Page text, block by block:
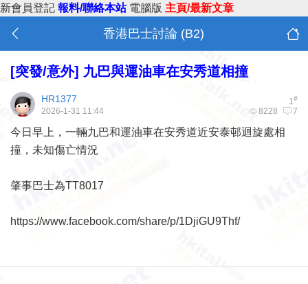
新會員登記 報料/聯絡本站 電腦版 主頁/最新文章
香港巴士討論 (B2)
[突發/意外] 九巴與運油車在安秀道相撞
1#
HR1377
8228 7
2026-1-31 11:44
今日早上，一輛九巴和運油車在安秀道近安泰邨迴旋處相
撞，未知傷亡情況
肇事巴士為TT8017
https://www.facebook.com/share/p/1DjiGU9Thf/